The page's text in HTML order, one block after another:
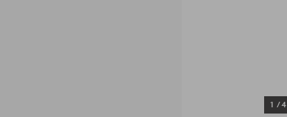
1 /4